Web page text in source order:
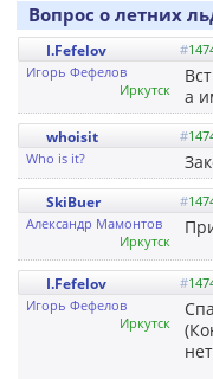
Вопрос о летних
I.Fefelov #
Игорь Фефелов
Иркутск
а
whoisit #
Who is it?
SkiBuer #
Александр Мамонтов
Иркутск
I.Fefelov #
Игорь Фефелов
Иркутск